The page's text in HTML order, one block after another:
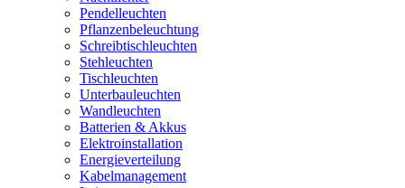
Pendelleuchten
Pflanzenbeleuchtung
Schreibtischleuchten
Stehleuchten
Tischleuchten
Unterbauleuchten
Wandleuchten
Batterien & Akkus
Elektroinstallation
Energieverteilung
Kabelmanagement